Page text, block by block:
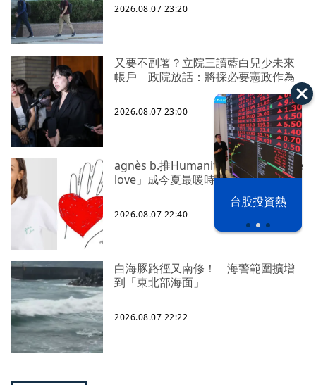
台股投資熱
2026.08.07 23:20
又要不副署？立院三讀藍白兒少未來
帳戶 政院放話：將採必要憲政作為
2026.08.07 23:00
agnès b.推Humanitarian系列 「give
love」成今夏最暖時尚宣言
2026.08.07 22:40
白海豚路徑又南修！ 海警範圍擴增
到「東北部海面」
2026.08.07 22:22